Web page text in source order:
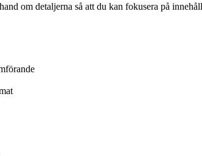
om detaljerna så att du kan fokusera på